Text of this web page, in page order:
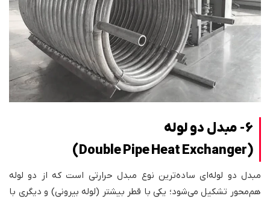
6- مبدل دو لوله
(Double Pipe Heat Exchanger)
مبدل دو لوله‌ای ساده‌ترین نوع مبدل حرارتی است که از دو لوله
هم‌محور تشکیل می‌شود؛ یکی با قطر بیشتر (لوله بیرونی) و دیگری با